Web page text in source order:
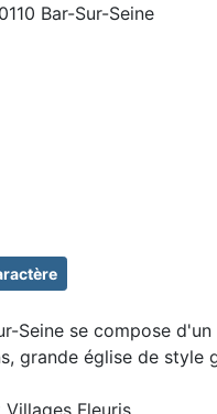
Bar-Sur-Seine
Seine se compose
grande église de style
Fleuris